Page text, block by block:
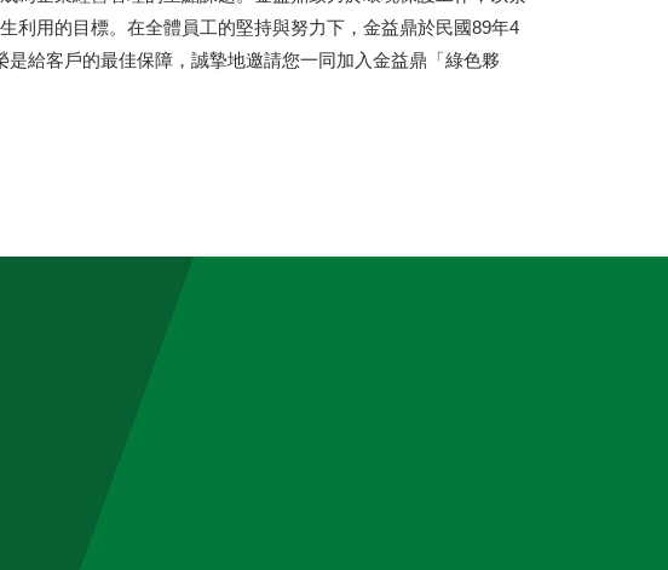
利用的目標。在全體員工的堅持與努力下，金益鼎於民國89年4
給客戶的最佳保障，誠摯地邀請您一同加入金益鼎「綠色夥